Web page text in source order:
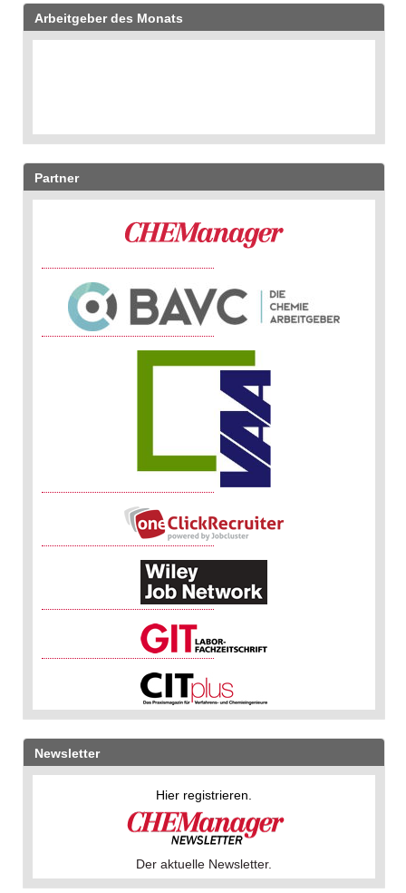
Arbeitgeber des Monats
Partner
Newsletter
Hier registrieren.
Der aktuelle Newsletter.